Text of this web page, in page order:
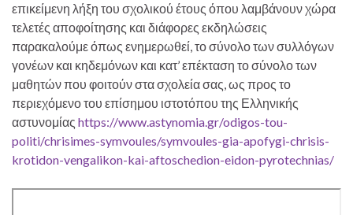
επικείμενη λήξη του σχολικού έτους όπου λαμβάνουν χώρα
τελετές αποφοίτησης και διάφορες εκδηλώσεις
παρακαλούμε όπως ενημερωθεί, το σύνολο των συλλόγων
γονέων και κηδεμόνων και κατ’ επέκταση το σύνολο των
μαθητών που φοιτούν στα σχολεία σας, ως προς το
περιεχόμενο του επίσημου ιστοτόπου της Ελληνικής
αστυνομίας https://www.astynomia.gr/odigos-tou-
politi/chrisimes-symvoules/symvoules-gia-apofygi-chrisis-
krotidon-vengalikon-kai-aftoschedion-eidon-pyrotechnias/